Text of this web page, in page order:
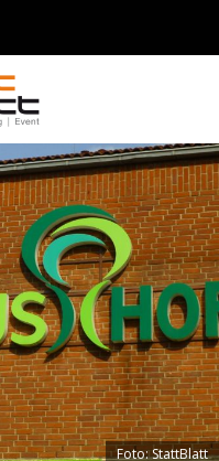
Foto: StattBlatt